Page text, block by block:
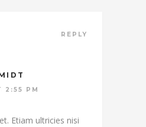
REPLY
2:55 PM
Etiam ultricies nisi